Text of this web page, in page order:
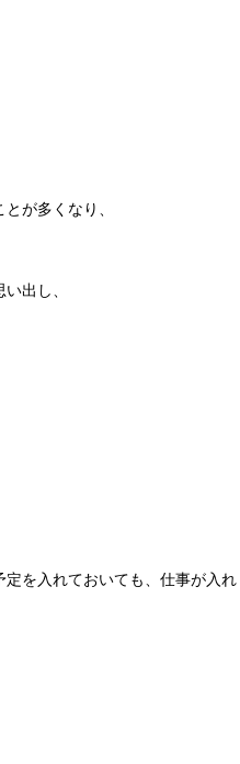
が多くなり、
出し、
を入れておいても、仕事が入れ